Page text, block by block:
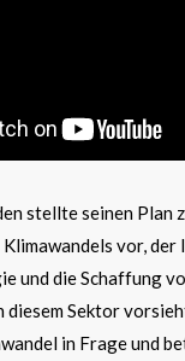
stellte seinen Plan
Klimawandels vor,
und die Schaffung
Sektor
in Frage und